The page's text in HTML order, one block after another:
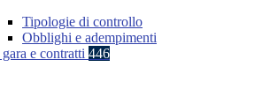
Tipologie di controllo
Obblighi e adempimenti
e contratti 446